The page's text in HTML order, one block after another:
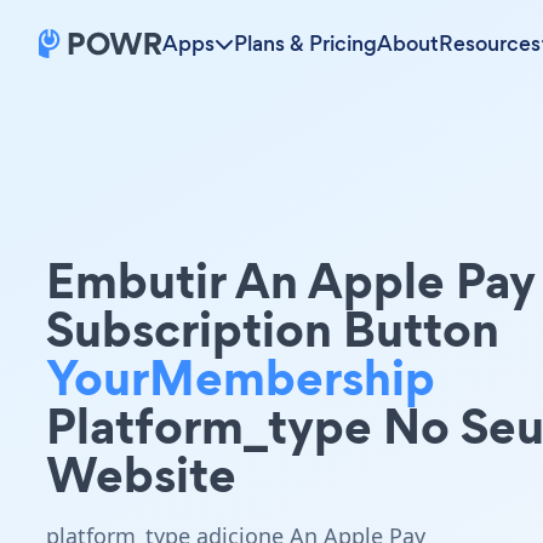
Apps Plans & PricingAboutResources
Embutir An Apple Pay
Subscription Button
YourMembership
Platform_type No Seu
Website
platform_type adicione An Apple Pay